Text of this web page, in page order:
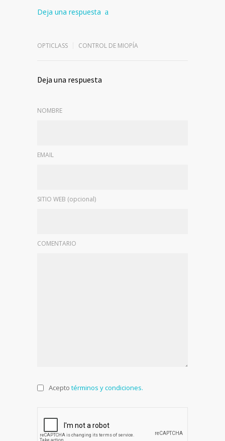
Deja una respuesta
OPTICLASS CONTROL DE MIOPÍA
Deja una respuesta
NOMBRE
EMAIL
SITIO WEB (opcional)
COMENTARIO
Acepto términos y condiciones.